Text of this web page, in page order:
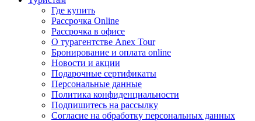
Где купить
Рассрочка Online
Рассрочка в офисе
О турагентстве Anex Tour
Бронирование и оплата online
Новости и акции
Подарочные сертификаты
Персональные данные
Политика конфиденциальности
Подпишитесь на рассылку
Согласие на обработку персональных данных